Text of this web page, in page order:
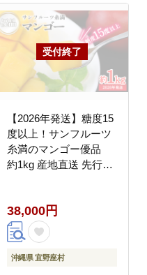
【2026年発送】糖度15
度以上！サンフルーツ
糸満のマンゴー優品
約1kg 産地直送 先行予
アップル アーウィン種
濃厚 デザート 贅沢 旬
の果物 甘い おすすめ
プレゼント 贈答 冷蔵
38,000円
沖縄県 宜野座村